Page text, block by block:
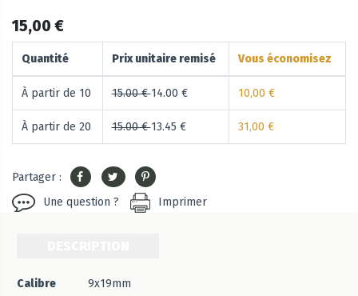
15,00 €
Quantité Prix unitaire remisé Vous économisez
À partir de 10 15.00 €14.00 € 10,00 €
À partir de 20 15.00 €13.45 € 31,00 €
Partager :
Une question ?
Imprimer
Calibre 9x19mm